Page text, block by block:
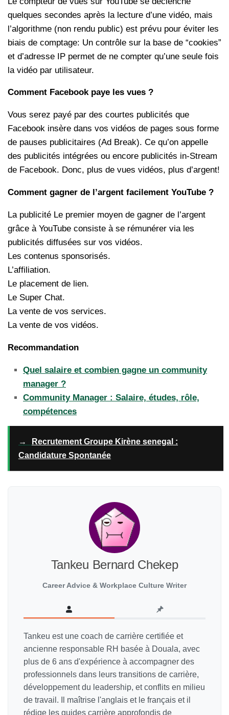
quelques secondes après la lecture d’une vidéo, mais
l’algorithme (non rendu public) est prévu pour éviter les
biais de comptage: Un contrôle sur la base de “cookies”
et d’adresse IP permet de ne compter qu’une seule fois
la vidéo par utilisateur.
Comment Facebook paye les vues ?
Vous serez payé par des courtes publicités que
Facebook insère dans vos vidéos de pages sous forme
de pauses publicitaires (Ad Break). Ce qu’on appelle
des publicités intégrées ou encore publicités in-Stream
de Facebook. Donc, plus de vues vidéos, plus d’argent!
Comment gagner de l’argent facilement YouTube ?
La publicité Le premier moyen de gagner de l’argent
grâce à YouTube consiste à se rémunérer via les
publicités diffusées sur vos vidéos.
Les contenus sponsorisés.
L’affiliation.
Le placement de lien.
Le Super Chat.
La vente de vos services.
La vente de vos vidéos.
Recommandation
Quel salaire et combien gagne un community
manager ?
Community Manager : Salaire, études, rôle,
compétences
→
Recrutement Groupe Kirène senegal :
Candidature Spontanée
Tankeu Bernard Chekep
Career Advice & Workplace Culture Writer
Tankeu est une coach de carrière certifiée et
ancienne responsable RH basée à Douala, avec
plus de 6 ans d'expérience à accompagner des
professionnels dans leurs transitions de carrière,
développement du leadership, et conflits en milieu
de travail. Il maîtrise l'anglais et le français et il
rédige les guides carrière approfondis de